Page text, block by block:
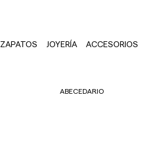
ZAPATOS JOYERÍA ACCESORIOS
ABECEDARIO